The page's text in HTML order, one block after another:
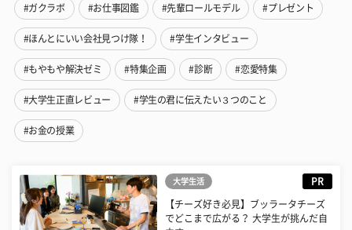
#ガクラボ #お仕事図鑑 #先輩ロールモデル #プレゼント
#ほんとにいい会社見つけ隊！ #学生インタビュー
#もやもや解決ゼミ #特集企画 #診断 #恋愛特集
#大学生正直レビュー #学生の君に伝えたい３つのこと
#お金の授業
大学生活 PR
【チーズ好き必見】ブッラータチーズ
でどこまで広がる？ 大学生が挑んだ自